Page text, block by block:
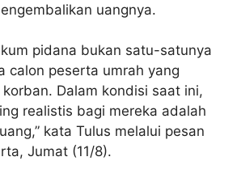
uangnya.
pidana bukan satu-satunya
calon peserta umrah yang
Dalam kondisi saat ini,
realistis bagi mereka adalah
kata Tulus melalui pesan
Jumat (11/8).